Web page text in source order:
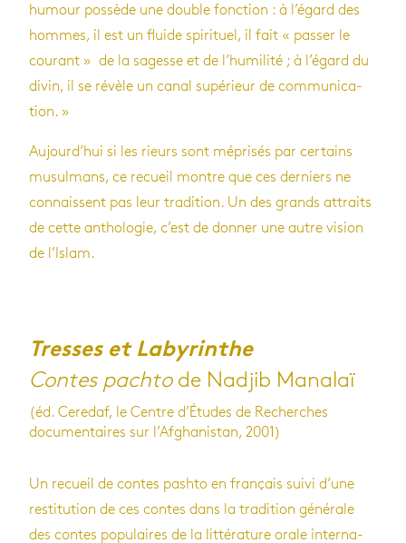
humour pos­sède une double fonc­tion : à l’égard des
hommes, il est un fluide spi­ri­tuel, il fait « pas­ser le
cou­rant » de la sagesse et de l’hu­mi­lité ; à l’égard du
divin, il se révèle un canal supé­rieur de com­mu­ni­ca­
tion. »
Aujour­d’hui si les rieurs sont mépri­sés par cer­tains
musul­mans, ce recueil montre que ces der­niers ne
connaissent pas leur tra­di­tion. Un des grands attraits
de cette antho­lo­gie, c’est de don­ner une autre vision
de l’Is­lam.
Tresses et Labyrinthe
Contes pachto de Nadjib Manalaï
(éd. Ceredaf, le Centre d’Études de Recherches
documentaires sur l’Afghanistan, 2001)
Un recueil de contes pashto en fran­çais suivi d’une
res­ti­tu­tion de ces contes dans la tra­di­tion géné­rale
des contes popu­laires de la lit­té­ra­ture orale inter­na­